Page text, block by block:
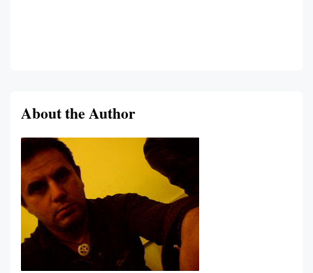
About the Author